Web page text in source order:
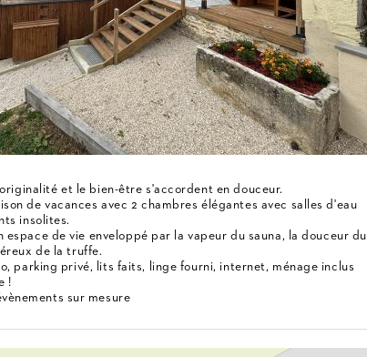
et le bien-être s'accordent en douceur.
de vacances avec 2 chambres élégantes avec salles d'eau
insolites.
espace de vie enveloppé par la vapeur du sauna, la douceur du
de la truffe.
parking privé, lits faits, linge fourni, internet, ménage inclus
!
sur mesure